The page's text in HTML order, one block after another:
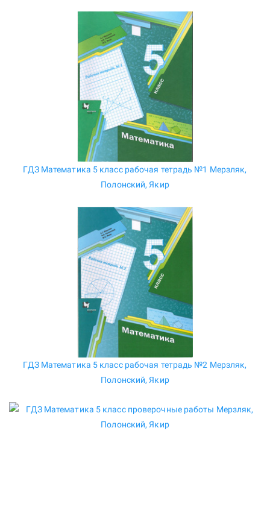
ГДЗ Математика 5 класс рабочая тетрадь №1 Мерзляк,
Полонский, Якир
ГДЗ Математика 5 класс рабочая тетрадь №2 Мерзляк,
Полонский, Якир